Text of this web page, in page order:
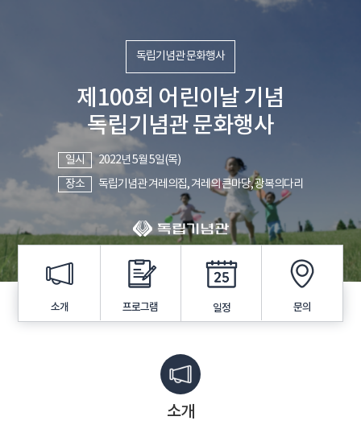
독립기념관 문화행사
제100회 어린이날 기념
독립기념관 문화행사
일시
2022년 5월 5일(목)
장소
독립기념관 겨레의집, 겨레의 큰마당, 광복의다리
소개 프로그램 일정 문의
소개